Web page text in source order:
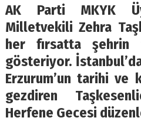
AK Parti MKYK
Milletvekili Zehra
her fırsatta şehrin
gösteriyor.
Erzurum’un tarihi ve
gezdiren
Herfene Gecesi